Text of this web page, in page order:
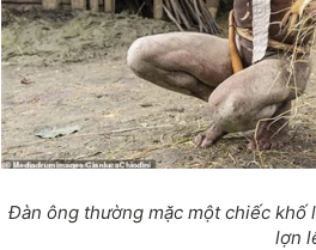
Đàn ông thường mặc một chiếc khố
lợn